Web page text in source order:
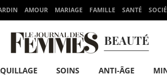
AMOUR MARIAGE FAMILLE SANTÉ
BEAUTÉ
SOINS ANTI-ÂGE